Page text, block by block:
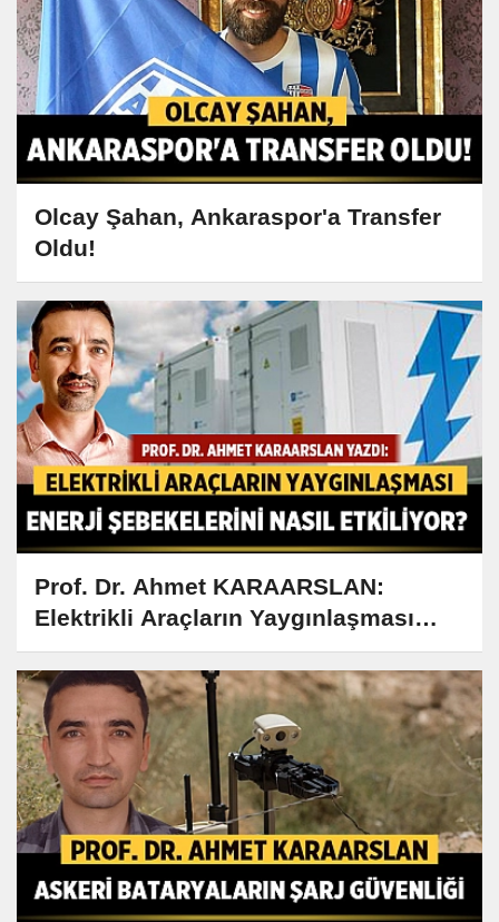
Olcay Şahan, Ankaraspor'a Transfer
Oldu!
Prof. Dr. Ahmet KARAARSLAN:
Elektrikli Araçların Yaygınlaşması
Enerji Şebekelerini Nasıl Etkiliyor?